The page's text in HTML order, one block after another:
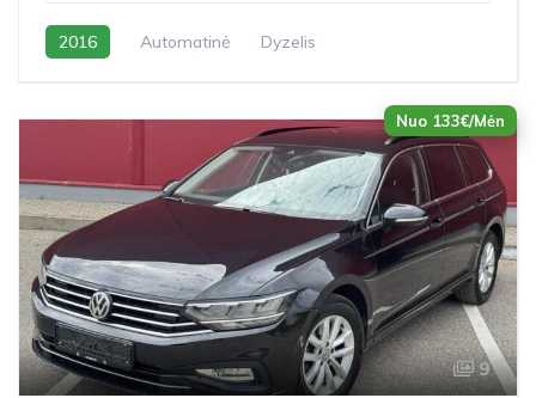
2016 Automatinė Dyzelis
Nuo 133€/Mėn
9